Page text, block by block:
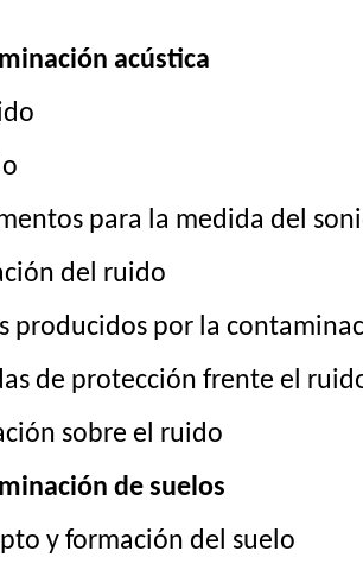
acústica
para la medida del
del ruido
producidos por la
de protección frente el
sobre el ruido
de suelos
y formación del suelo